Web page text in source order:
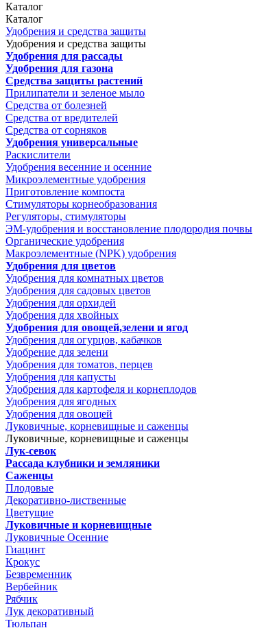
Каталог
Каталог
Удобрения и средства защиты
Удобрения и средства защиты
Удобрения для рассады
Удобрения для газона
Средства защиты растений
Прилипатели и зеленое мыло
Средства от болезней
Средства от вредителей
Средства от сорняков
Удобрения универсальные
Раскислители
Удобрения весенние и осенние
Микроэлементные удобрения
Приготовление компоста
Стимуляторы корнеобразования
Регуляторы, стимуляторы
ЭМ-удобрения и восстановление плодородия почвы
Органические удобрения
Макроэлементные (NPK) удобрения
Удобрения для цветов
Удобрения для комнатных цветов
Удобрения для садовых цветов
Удобрения для орхидей
Удобрения для хвойных
Удобрения для овощей,зелени и ягод
Удобрения для огурцов, кабачков
Удобрение для зелени
Удобрения для томатов, перцев
Удобрения для капусты
Удобрения для картофеля и корнеплодов
Удобрения для ягодных
Удобрения для овощей
Луковичные, корневищные и саженцы
Луковичные, корневищные и саженцы
Лук-севок
Рассада клубники и земляники
Саженцы
Плодовые
Декоративно-лиственные
Цветущие
Луковичные и корневищные
Луковичные Осенние
Гиацинт
Крокус
Безвременник
Вербейник
Рябчик
Лук декоративный
Тюльпан